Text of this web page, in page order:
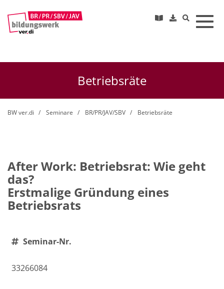
Betriebsräte
BW ver.di Seminare BR/PR/JAV/SBV Betriebsräte
After Work: Betriebsrat: Wie geht
das?
Erstmalige Gründung eines
Betriebsrats
Seminar-Nr.
33266084